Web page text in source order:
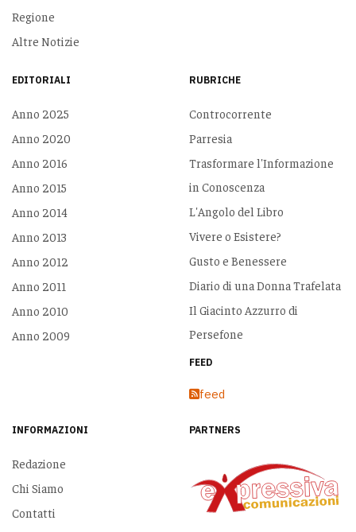
Regione
Altre Notizie
EDITORIALI
Anno 2025
Anno 2020
Anno 2016
Anno 2015
Anno 2014
Anno 2013
Anno 2012
Anno 2011
Anno 2010
Anno 2009
RUBRICHE
Controcorrente
Parresia
Trasformare l'Informazione
in Conoscenza
L'Angolo del Libro
Vivere o Esistere?
Gusto e Benessere
Diario di una Donna Trafelata
Il Giacinto Azzurro di
Persefone
FEED
feed
INFORMAZIONI
Redazione
Chi Siamo
Contatti
PARTNERS